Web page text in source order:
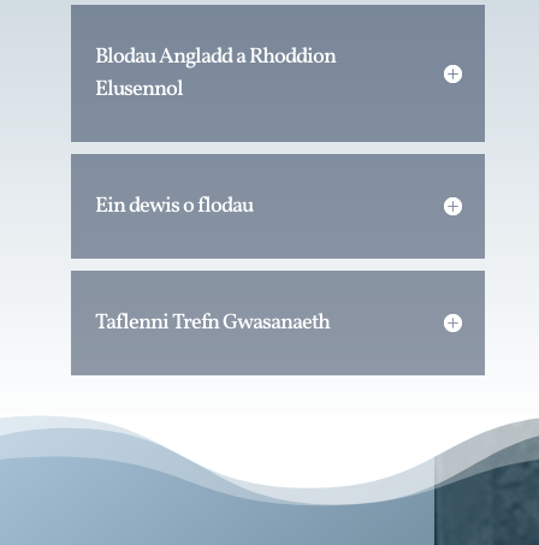
Blodau Angladd a Rhoddion
Elusennol
Ein dewis o flodau
Taflenni Trefn Gwasanaeth